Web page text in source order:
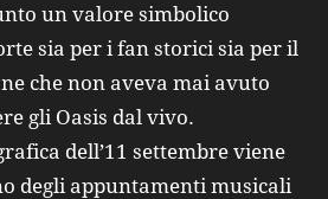
un valore simbolico
sia per i fan storici sia per il
che non aveva mai avuto
gli Oasis dal vivo.
dell’11 settembre viene
degli appuntamenti musicali